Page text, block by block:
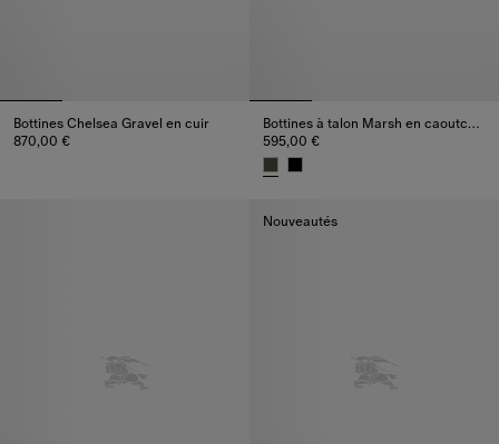
Bottines Chelsea Gravel en cuir​
870,00 €
Bottines Chelsea Gravel en cuir​, 870,00 €
Bottines à talon Marsh en caoutchouc​
595,00 €
Nouveautés